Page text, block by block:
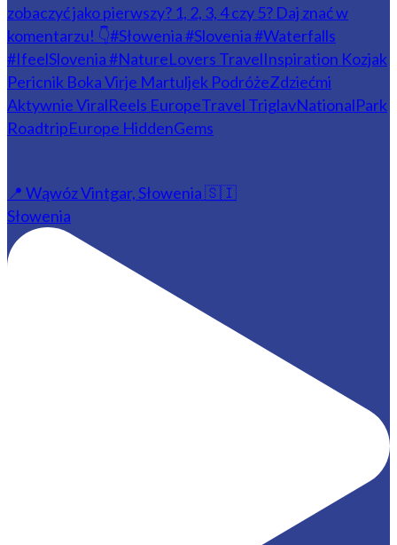
📍 Wąwóz Vintgar, Słowenia 🇸🇮
Słowenia